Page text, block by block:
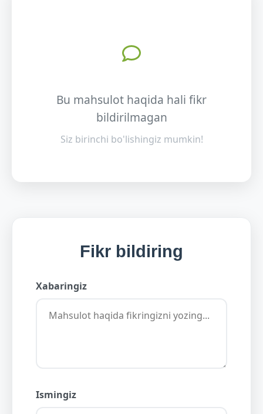
Bu mahsulot haqida hali fikr
bildirilmagan
Siz birinchi bo'lishingiz mumkin!
Fikr bildiring
Xabaringiz
Ismingiz